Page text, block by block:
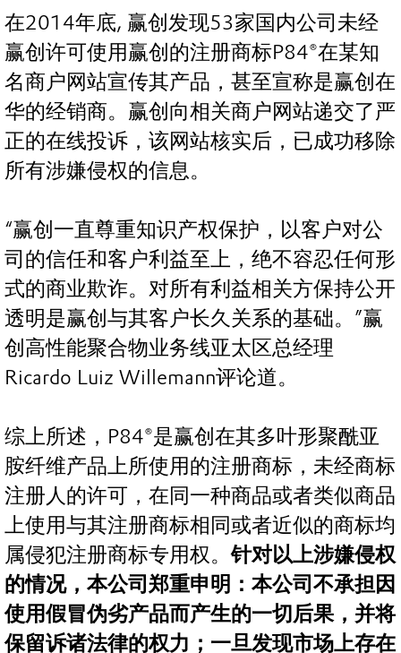
在2014年底, 赢创发现53家国内公司未经
赢创许可使用赢创的注册商标P84®在某知
名商户网站宣传其产品，甚至宣称是赢创在
华的经销商。赢创向相关商户网站递交了严
正的在线投诉，该网站核实后，已成功移除
所有涉嫌侵权的信息。
“赢创一直尊重知识产权保护，以客户对公
司的信任和客户利益至上，绝不容忍任何形
式的商业欺诈。对所有利益相关方保持公开
透明是赢创与其客户长久关系的基础。”赢
创高性能聚合物业务线亚太区总经理
Ricardo Luiz Willemann评论道。
综上所述，P84®是赢创在其多叶形聚酰亚
胺纤维产品上所使用的注册商标，未经商标
注册人的许可，在同一种商品或者类似商品
上使用与其注册商标相同或者近似的商标均
属侵犯注册商标专用权。针对以上涉嫌侵权
的情况，本公司郑重申明：本公司不承担因
使用假冒伪劣产品而产生的一切后果，并将
保留诉诸法律的权力；一旦发现市场上存在